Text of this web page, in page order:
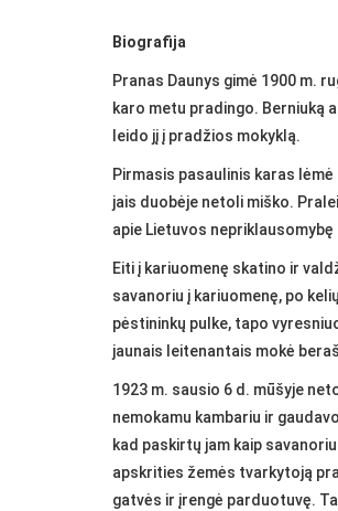
Biografija
Pranas Daunys gimė 1900 m.
karo metu pradingo. Berniuką
leido jį į pradžios mokyklą.
Pirmasis pasaulinis karas
jais duobėje netoli miško.
apie Lietuvos
Eiti į kariuomenę skatino ir
savanoriu į kariuomenę, po
pėstininkų pulke, tapo
jaunais leitenantais mokė
1923 m. sausio 6 d. mūšyje
nemokamu kambariu ir
kad paskirtų jam kaip
apskrities žemės tvarkytoją
gatvės ir įrengė parduotuvę.